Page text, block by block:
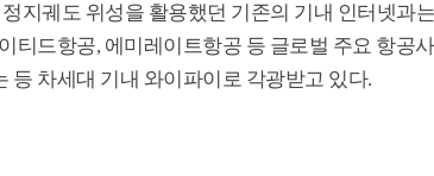
지궤도 위성을 활용했던 기존의 기내 인터넷과
티드항공, 에미레이트항공 등 글로벌 주요 항공
등 차세대 기내 와이파이로 각광받고 있다.